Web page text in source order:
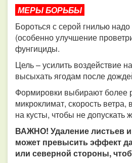
МЕРЫ БОРЬБЫ
Бороться с серой гнилью
(особенно улучшение
фунгициды.
Цель – усилить воздействие
высыхать ягодам после
Формировки выбирают более
микроклимат, скорость ветра,
на кусты, чтобы не допускать
ВАЖНО! Удаление листьев и
может превысить эффект
или северной стороны,